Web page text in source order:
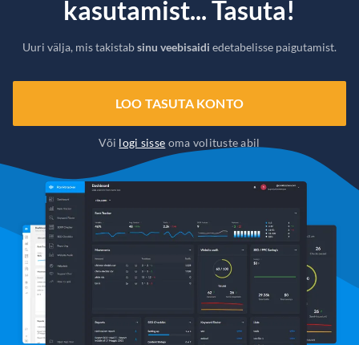
kasutamist... Tasuta!
Uuri välja, mis takistabsinu veebisaidi edetabelisse paigutamist.
LOO TASUTA KONTO
Või logi sisse oma volituste abil